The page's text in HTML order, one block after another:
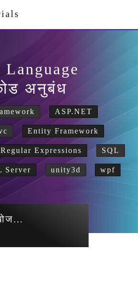
Language
अनुबंध
ASP.NET
Entity Framework
Regular Expressions SQL
Server unity3d wpf